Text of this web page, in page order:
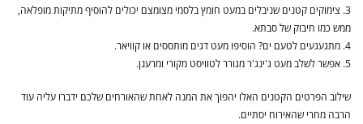
3. צימוקים קטנים שניבלים במעט חומץ בלסמי מצומצם יכולים להוסיף מתיקות מופלאה,
ממש כמו חיבוק של סבתא.
4. מתגעגעים לטעם ים? הוסיפו מעט דגים מותססים או קוויאר.
5. אפשר לשלב מעט ג'ינג'ר מגורר לטוויסט מקורי ומרענן.
שילוב הפרטים הקטנים האלו יהפוך את המנה לאחת שהאורחים שלכם ידברו עליה עוד
הרבה מחרי שהאירוח יסתיים.